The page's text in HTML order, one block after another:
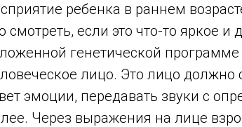
ребенка в раннем
смотреть, если это что-то яркое и
генетической
лицо. Это лицо
эмоции, передавать звуки с
Через выражения на лице